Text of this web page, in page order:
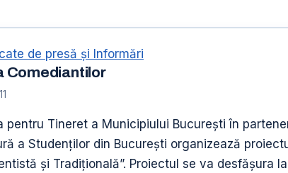
in
Romania
de presă şi Informări
Comediantilor
pentru Tineret a Municipiului Bucureşti în
a Studenților din București organizează
și Tradițională”. Proiectul se va desfășura